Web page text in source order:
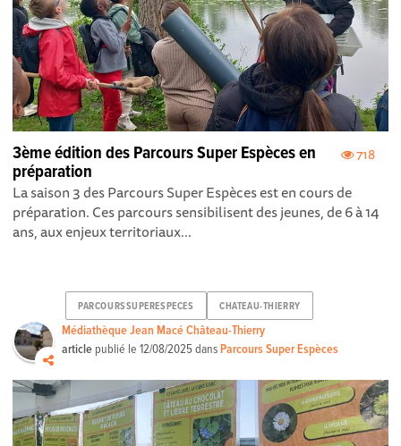
718
3ème édition des Parcours Super Espèces en
préparation
La saison 3 des Parcours Super Espèces est en cours de
préparation. Ces parcours sensibilisent des jeunes, de 6 à 14
ans, aux enjeux territoriaux...
PARCOURSSUPERESPECES CHATEAU-THIERRY
Médiathèque Jean Macé Château-Thierry
article publié le12/08/2025dans Parcours Super Espèces